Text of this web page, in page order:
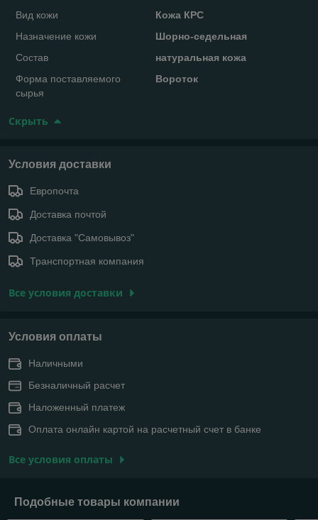
Вид кожи
Кожа КРС
Назначение кожи
Шорно-седельная
Состав
натуральная кожа
Форма поставляемого
сырья
Вороток
Скрыть
Условия доставки
Европочта
Доставка почтой
Доставка "Самовывоз"
Транспортная компания
Все условия доставки
Условия оплаты
Наличными
Безналичный расчет
Наложенный платеж
Оплата онлайн картой на расчетный счет в банке
Все условия оплаты
Подобные товары компании